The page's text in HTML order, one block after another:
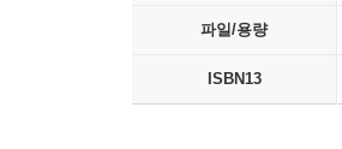
파일/용량
ISBN13